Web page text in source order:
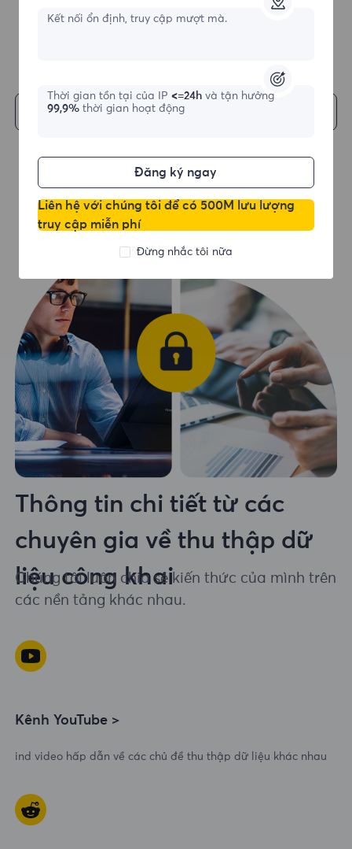
Bắt đầu
Thông tin chi tiết từ các
chuyên gia về thu thập dữ
liệu công khai
Chúng tôi luôn chia sẻ kiến ​​thức của mình trên
các nền tảng khác nhau.
Kênh YouTube >
ind video hấp dẫn về các chủ đề thu thập dữ liệu khác nhau
Kết nối ổn định, truy cập mượt mà.
Thời gian tồn tại của IP <=24h và tận hưởng
99,9%thời gian hoạt động
Đăng ký ngay
Liên hệ với chúng tôi để có 500M lưu lượng
truy cập miễn phí
Đừng nhắc tôi nữa